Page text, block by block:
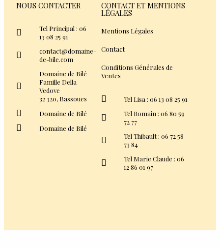
NOUS CONTACTER
Tel Principal : 06
13 08 25 91
contact@domaine-
de-bile.com
Domaine de Bilé
Famille Della
Vedove
32 320, Bassoues
Domaine de Bilé
Domaine de Bilé
CONTACT ET MENTIONS
LÉGALES
Mentions Légales
Contact
Conditions Générales de
Ventes
Tel Lisa : 06 13 08 25 91
Tel Romain : 06 80 59
72 77
Tel Thibault : 06 72 58
73 84
Tel Marie Claude : 06
12 86 01 97